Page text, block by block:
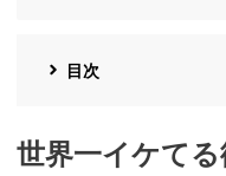
目次
世界一イケて